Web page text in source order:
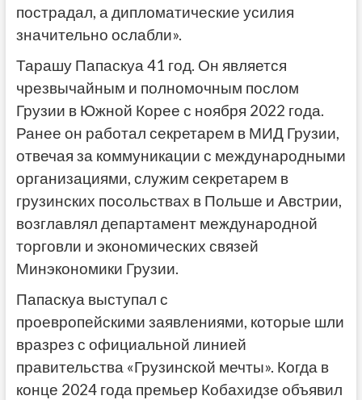
пострадал, а дипломатические усилия
значительно ослабли».
Тарашу Папаскуа 41 год. Он является
чрезвычайным и полномочным послом
Грузии в Южной Корее с ноября 2022 года.
Ранее он работал секретарем в МИД Грузии,
отвечая за коммуникации с международными
организациями, служим секретарем в
грузинских посольствах в Польше и Австрии,
возглавлял департамент международной
торговли и экономических связей
Минэкономики Грузии.
Папаскуа выступал с
проевропейскими заявлениями, которые шли
вразрез с официальной линией
правительства «Грузинской мечты». Когда в
конце 2024 года премьер Кобахидзе объявил